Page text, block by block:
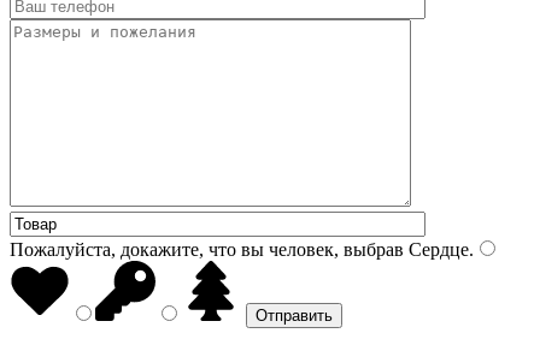
Пожалуйста, докажите, что вы человек, выбрав Сердце.